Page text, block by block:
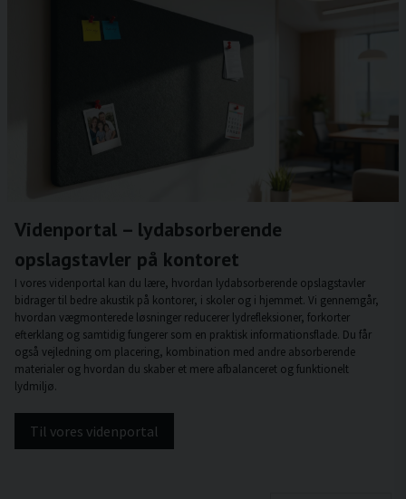
Videnportal – lydabsorberende
opslagstavler på kontoret
I vores videnportal kan du lære, hvordan lydabsorberende opslagstavler
bidrager til bedre akustik på kontorer, i skoler og i hjemmet. Vi gennemgår,
hvordan vægmonterede løsninger reducerer lydrefleksioner, forkorter
efterklang og samtidig fungerer som en praktisk informationsflade. Du får
også vejledning om placering, kombination med andre absorberende
materialer og hvordan du skaber et mere afbalanceret og funktionelt
lydmiljø.
Til vores videnportal